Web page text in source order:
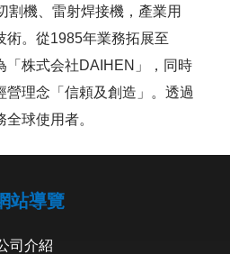
割機、雷射焊接機，產業用
術。從1985年業務拓展至
「株式会社DAIHEN」，同時
營理念「信頼及創造」。透過
球使用者。
站導覽
司介紹